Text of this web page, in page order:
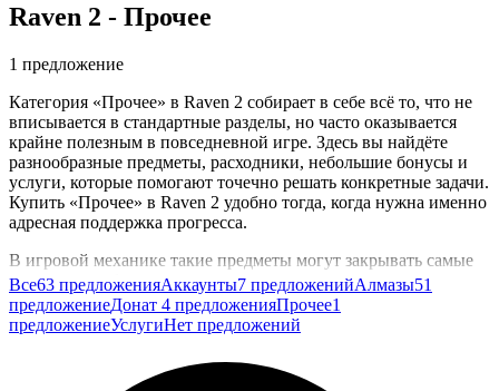
Raven 2 - Прочее
1 предложение
Категория «Прочее» в Raven 2 собирает в себе всё то, что не
вписывается в стандартные разделы, но часто оказывается
крайне полезным в повседневной игре. Здесь вы найдёте
разнообразные предметы, расходники, небольшие бонусы и
услуги, которые помогают точечно решать конкретные задачи.
Купить «Прочее» в Raven 2 удобно тогда, когда нужна именно
адресная поддержка прогресса.
В игровой механике такие предметы могут закрывать самые
разные потребности: от ускорения прокачки и помощи в
фарме лута до усиления персонажа перед важным рейдом или
ключевым PvP-сражением. Нередко мелкие бонусы из этой
категории существенно влияют на результат в рейтинговых
активностях, помогают закрывать ежедневные задания и
увереннее чувствовать себя в составе команды.
Все63 предложенияАккаунты7 предложенийАлмазы51
предложениеДонат 4 предложенияПрочее1
предложениеУслугиНет предложений